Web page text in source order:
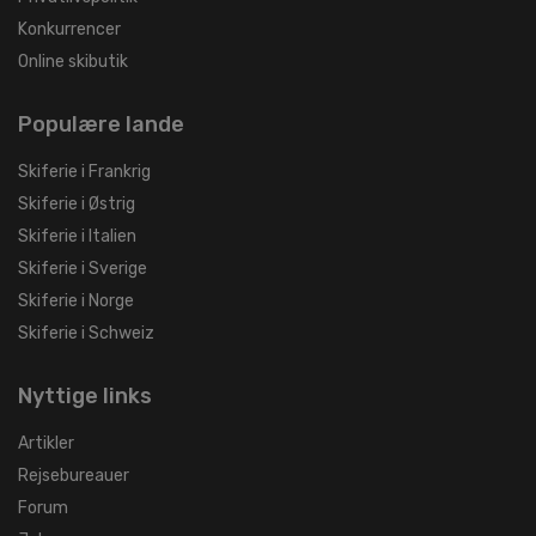
Konkurrencer
Online skibutik
Populære lande
Skiferie i Frankrig
Skiferie i Østrig
Skiferie i Italien
Skiferie i Sverige
Skiferie i Norge
Skiferie i Schweiz
Nyttige links
Artikler
Rejsebureauer
Forum